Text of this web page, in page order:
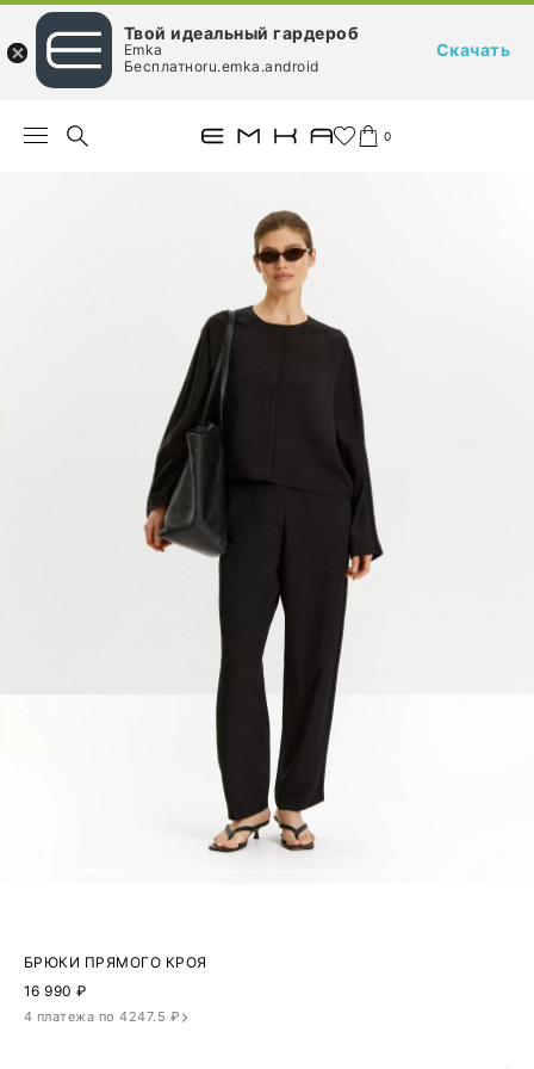
0
БРЮКИ ПРЯМОГО КРОЯ
16 990₽
4 платежа по 4247.5 ₽
Твой идеальный гардероб
Emka
Бесплатноru.emka.android
Скачать